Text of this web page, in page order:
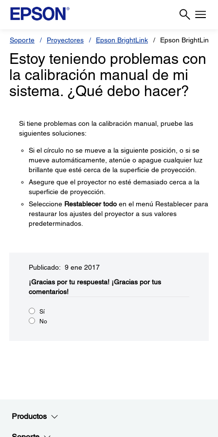
Soporte Proyectores Epson BrightLink Epson BrightLink
Estoy teniendo problemas con
la calibración manual de mi
sistema. ¿Qué debo hacer?
Si tiene problemas con la calibración manual, pruebe las
siguientes soluciones:
Si el círculo no se mueve a la siguiente posición, o si se
mueve automáticamente, atenúe o apague cualquier luz
brillante que esté cerca de la superficie de proyección.
Asegure que el proyector no esté demasiado cerca a la
superficie de proyección.
Seleccione Restablecer todo en el menú Restablecer para
restaurar los ajustes del proyector a sus valores
predeterminados.
Publicado: 9 ene 2017
¡Gracias por tu respuesta! ¡Gracias por tus
comentarios!
Sí
No
Productos